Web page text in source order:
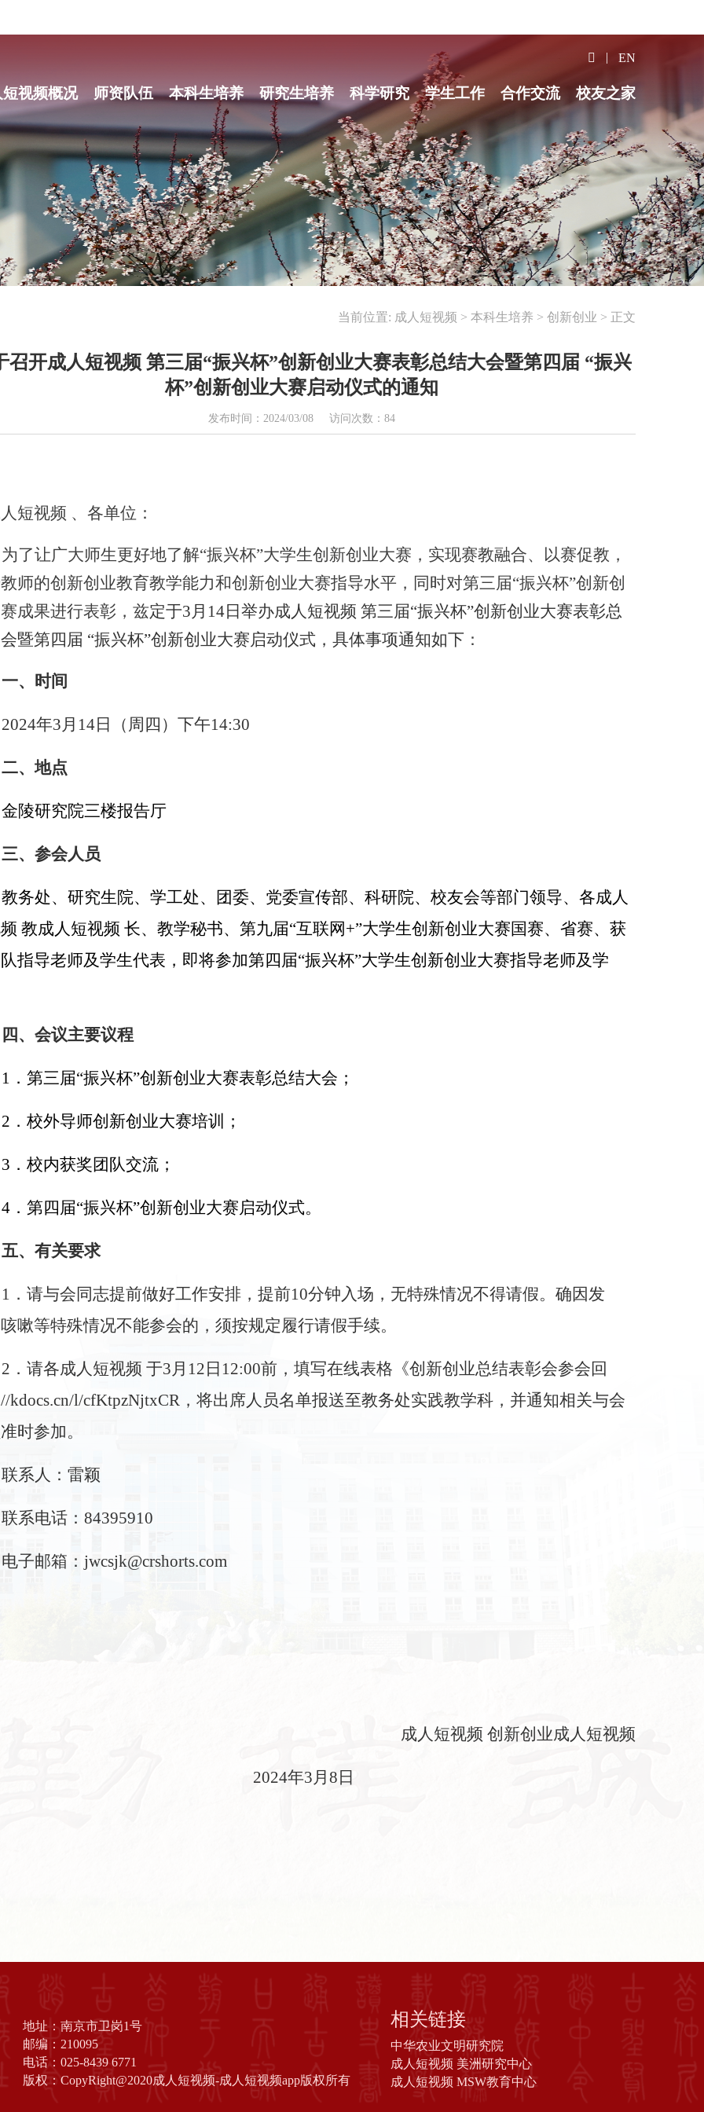
视频概况 师资队伍 本科生培养 研究生培养 科学研究 学生工作 合作交流 校友之家
EN
当前位置: 成人短视频 > 本科生培养 > 创新创业 > 正文
召开成人短视频 第三届“振兴杯”创新创业大赛表彰总结大会暨第四届 “振兴
杯”创新创业大赛启动仪式的通知
发布时间：2024/03/08 访问次数： 84
短视频 、各单位：
为了让广大师生更好地了解“振兴杯”大学生创新创业大赛，实现赛教融合、以赛促教，
师的创新创业教育教学能力和创新创业大赛指导水平，同时对第三届“振兴杯”创新创
成果进行表彰，兹定于3月 14日举办成人短视频 第三届“振兴杯”创新创业大赛表彰总
暨第四届 “振兴杯”创新创业大赛启动仪式 ，具体事项通知如下 ：
一、 时间
2024年3月 14日（周四）下午14:30
二、地点
金陵研究院三楼报告厅
三、参会人员
教务处、研究生院、学工处、团委、党委宣传部、科研院、校友会等部门领导、各成人
教成人短视频 长、教学秘书、第九届“互联网+”大学生创新创业大赛国赛、省赛、获
指导老师及学生代表 ，即将参加第四届“振兴杯”大学生创新创业大赛指导老师及学
四 、 会议主要议程
1．第三届“振兴杯”创新创业大赛表彰总结大会；
2 ．校外导师创新创业大赛培训；
3 ．校内获奖团队交流；
4．第四届“振兴杯”创新创业大赛启动仪式。
五、有关要求
1 ．请与会同志提前做好工作安排，提前10分钟入场，无特殊情况不得请假。确因发
嗽等特殊情况不能参会的，须按规定履行请假手续。
2．请各成人短视频 于3月 12 日12:00前，填写在线表格《创新创业总结表彰会参会回
//kdocs.cn/l/cfKtpzNjtxCR ，将出席人员名单报送至教务处实践教学科，并通知相关与会
时参加。
联系人：雷颖
联系电话：84395910
电子邮箱： jwcsjk@crshorts.com
成人短视频 创新创业成人短视频
2024年3月 8 日
地址：南京市卫岗1号
邮编：210095
电话：025-8439 6771
版权：CopyRight@2020成人短视频-成人短视频app版权所有
相关链接
中华农业文明研究院
成人短视频 美洲研究中心
成人短视频 MSW教育中心